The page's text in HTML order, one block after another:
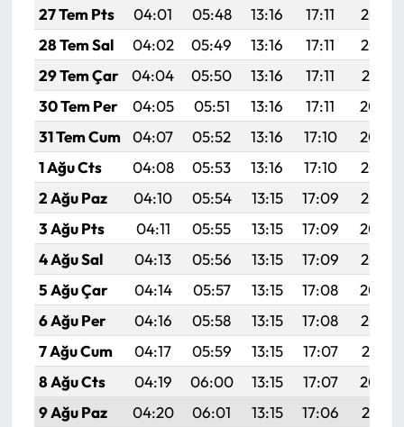
27 Tem Pts
04:01 05:48 13:16 17:11
20:33
28 Tem Sal
04:02 05:49 13:16 17:11
20:32
29 Tem Çar
04:04 05:50 13:16 17:11
20:31
30 Tem Per
04:05 05:51 13:16 17:11
20:30
31 Tem Cum
04:07 05:52 13:16 17:10
20:29
1 Ağu Cts
04:08 05:53 13:16 17:10
20:28
2 Ağu Paz
04:10 05:54 13:15 17:09
20:27
3 Ağu Pts
04:11 05:55 13:15 17:09
20:26
4 Ağu Sal
04:13 05:56 13:15 17:09
20:25
5 Ağu Çar
04:14 05:57 13:15 17:08
20:24
6 Ağu Per
04:16 05:58 13:15 17:08
20:23
7 Ağu Cum
04:17 05:59 13:15 17:07
20:21
8 Ağu Cts
04:19 06:00 13:15 17:07
20:20
9 Ağu Paz
04:20 06:01 13:15 17:06
20:19